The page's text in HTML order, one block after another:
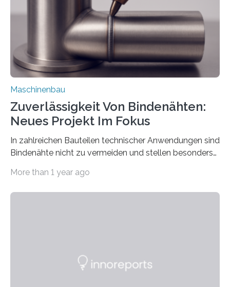
einzubinden. Sankt Augustin – Zur Messe FACHPACK
vom 23. bis 25. September in Nürnberg…
Maschinenbau
Zuverlässigkeit Von Bindenähten:
Neues Projekt Im Fokus
In zahlreichen Bauteilen technischer Anwendungen sind
Bindenähte nicht zu vermeiden und stellen besonders
Matrixmaterials eine große Herausforderung dar.
Durch den verstärkten Einsatz von Rezyklaten
More than 1 year ago